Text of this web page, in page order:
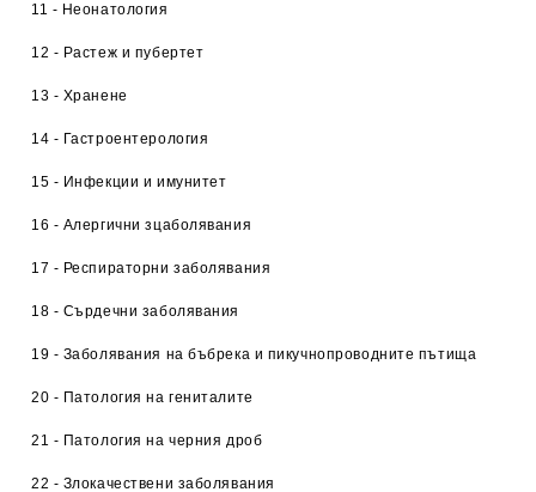
11 - Неонатология
12 - Растеж и пубертет
13 - Хранене
14 - Гастроентерология
15 - Инфекции и имунитет
16 - Алергични зцаболявания
17 - Респираторни заболявания
18 - Сърдечни заболявания
19 - Заболявания на бъбрека и пикучнопроводните пътища
20 - Патология на гениталите
21 - Патология на черния дроб
22 - Злокачествени заболявания